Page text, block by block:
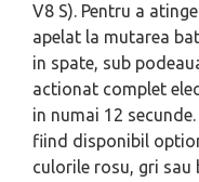
V8 S). Pentru a
apelat la mutarea
in spate, sub
actionat complet
in numai 12
fiind disponibil
culorile rosu, gri sau